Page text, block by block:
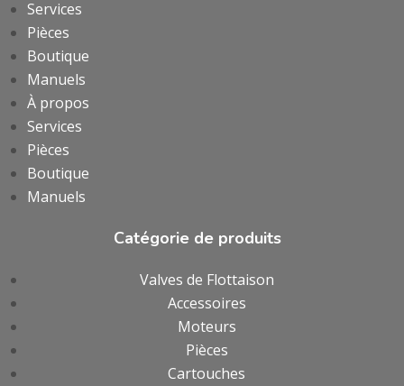
Services
Pièces
Boutique
Manuels
À propos
Services
Pièces
Boutique
Manuels
Catégorie de produits
Valves de Flottaison
Accessoires
Moteurs
Pièces
Cartouches